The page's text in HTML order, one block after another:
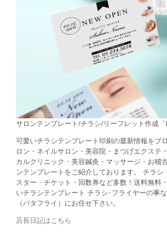
サロンテンプレート/チラシ/リーフレット作成「
可愛いチラシテンプレート印刷の最新情報をブ
ロン・ネイルサロン・美容院・まつげエクステ
カルクリニック・美容鍼灸・マッサージ・お稽
ンテンプレートをご紹介しております。 チラ
スター・チケット・回数券など多数！送料無料
いチラシテンプレート チラシ･フライヤーの事
（バタフライ）にお任せ下さい。
店長日記はこちら